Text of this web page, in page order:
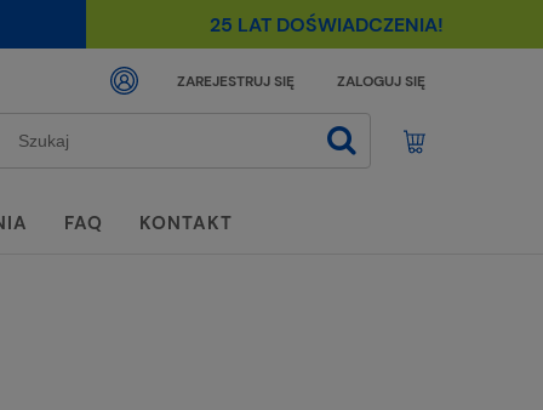
25 LAT DOŚWIADCZENIA!
ZAREJESTRUJ SIĘ ZALOGUJ SIĘ
FAQ KONTAKT